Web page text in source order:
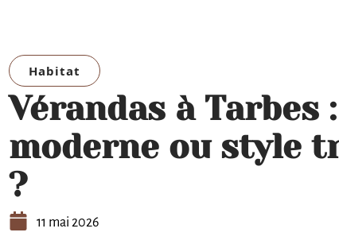
Habitat
Vérandas à Tarbes
moderne ou style
?
11 mai 2026